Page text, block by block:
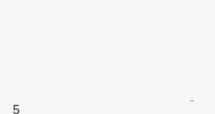
5